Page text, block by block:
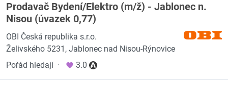
Prodavač Bydení/Elektro (m/ž) - Jablonec n.
Nisou (úvazek 0,77)
OBI Česká republika s.r.o.
Želivského 5231, Jablonec nad Nisou-Rýnovice
Pořád hledají · 3.0